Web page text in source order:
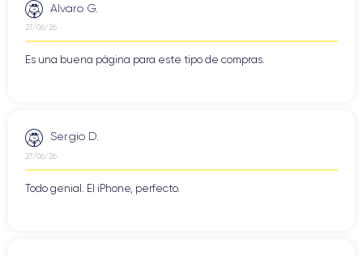
Alvaro G.
27/06/26
Es una buena página para este tipo de compras.
Sergio D.
27/06/26
Todo genial. El iPhone, perfecto.